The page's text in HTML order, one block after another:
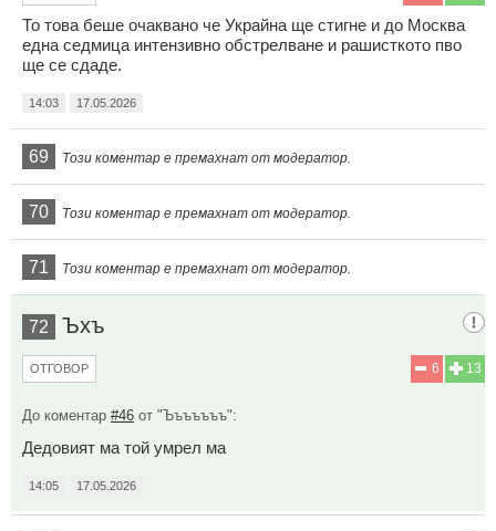
То това беше очаквано че Украйна ще стигне и до Москва
една седмица интензивно обстрелване и рашисткото пво
ще се сдаде.
14:03 17.05.2026
69 Този коментар е премахнат от модератор.
70 Този коментар е премахнат от модератор.
71 Този коментар е премахнат от модератор.
72 Ъхъ
13
6
ОТГОВОР
До коментар #46 от "Ъъъъъъъ":
Дедовият ма той умрел ма
14:05 17.05.2026